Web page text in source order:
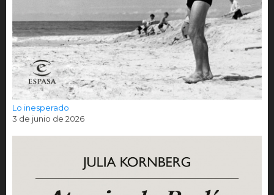
Lo inesperado
3 de junio de 2026